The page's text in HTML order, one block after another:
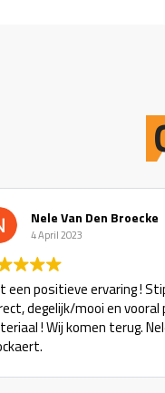
Nele Van Den Broecke
4 April 2023
een positieve ervaring !
degelijk/mooi en vooral
! Wij komen terug.